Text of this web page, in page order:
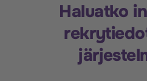
Haluatko